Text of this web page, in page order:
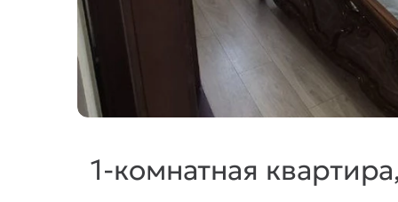
1-комнатная